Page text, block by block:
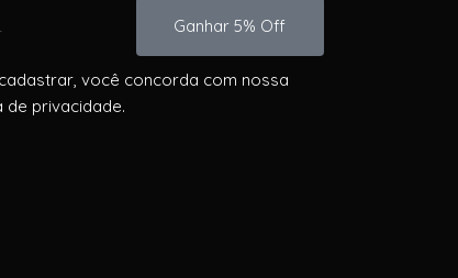
Ganhar 5% Off
você concorda com nossa
de privacidade.